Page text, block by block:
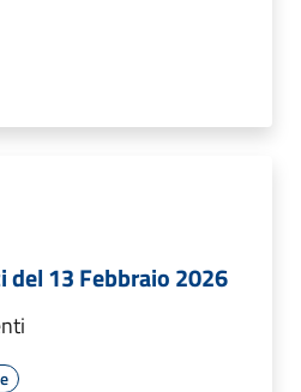
13 Febbraio 2026